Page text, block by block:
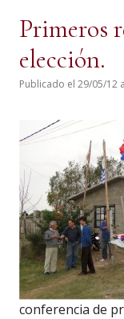
Primeros
elección.
Publicado el 29/05/12
conferencia de